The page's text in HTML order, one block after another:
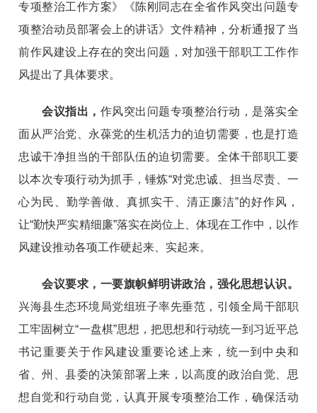
专项整治工作方案》《陈刚同志在全省作风突出问题专
项整治动员部署会上的讲话》文件精神，分析通报了当
前作风建设上存在的突出问题，对加强干部职工工作作
风提出了具体要求。
会议指出， 作风突出问题专项整治行动，是落实全
面从严治党、永葆党的生机活力的迫切需要，也是打造
忠诚干净担当的干部队伍的迫切需要。全体干部职工要
以本次专项行动为抓手，锤炼“对党忠诚、担当尽责、一
心为民、勤学善做、真抓实干、清正廉洁”的好作风，
让“勤快严实精细廉”落实在岗位上、体现在工作中，以作
风建设推动各项工作硬起来、实起来。
会议要求，一要旗帜鲜明讲政治，强化思想认识。
兴海县生态环境局党组班子率先垂范，引领全局干部职
工牢固树立“一盘棋”思想，把思想和行动统一到习近平总
书记重要关于作风建设重要论述上来，统一到中央和
省、州、县委的决策部署上来，以高度的政治自觉、思
想自觉和行动自觉，认真开展专项整治工作，确保活动